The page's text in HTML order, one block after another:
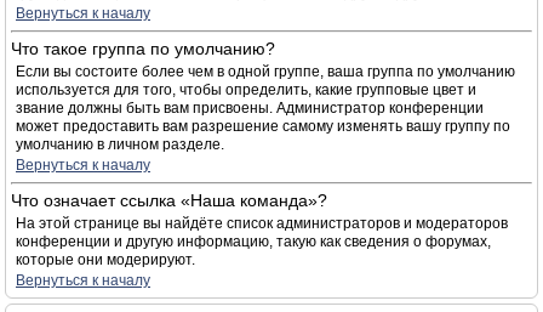
Вернуться к началу
Что такое группа по умолчанию?
Если вы состоите более чем в одной группе, ваша группа по умолчанию
используется для того, чтобы определить, какие групповые цвет и
звание должны быть вам присвоены. Администратор конференции
может предоставить вам разрешение самому изменять вашу группу по
умолчанию в личном разделе.
Вернуться к началу
Что означает ссылка «Наша команда»?
На этой странице вы найдёте список администраторов и модераторов
конференции и другую информацию, такую как сведения о форумах,
которые они модерируют.
Вернуться к началу